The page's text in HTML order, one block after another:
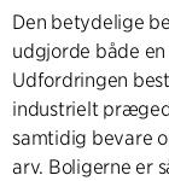
Den betydelige
udgjorde både
Udfordringen
industrielt
samtidig bevare
arv. Boligerne er